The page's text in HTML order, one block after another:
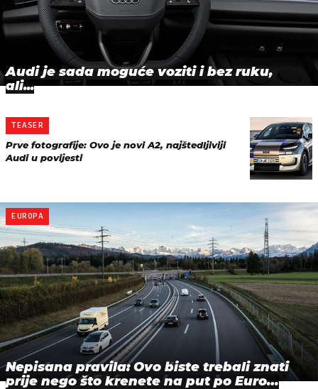
Audi je sada moguće voziti i bez ruku,
ali...
TEASER
Prve fotografije: Ovo je novi A2, najštedljiviji
Audi u povijesti
EUROPA
Nepisana pravila: Ovo biste trebali znati
prije nego što krenete na put po Euro…